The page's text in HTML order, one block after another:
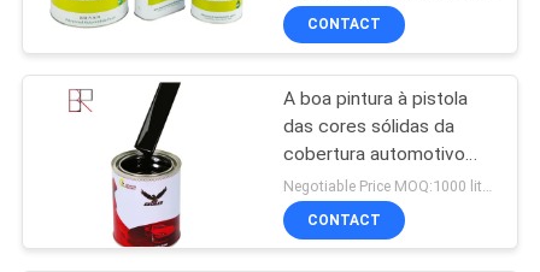
Verniz claro do
revestimento
refinish a pintura
CONTACT
A boa pintura à pistola
das cores sólidas da
cobertura automotivo
Refinish a pintura
Negotiable Price MOQ:1000 litros
CONTACT